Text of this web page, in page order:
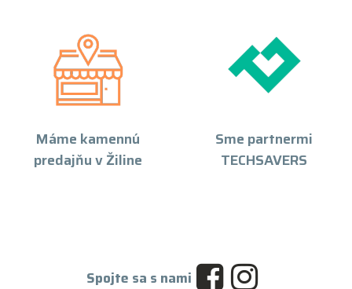
Máme kamennú
predajňu v Žiline
Sme partnermi
TECHSAVERS
Spojte sa s nami